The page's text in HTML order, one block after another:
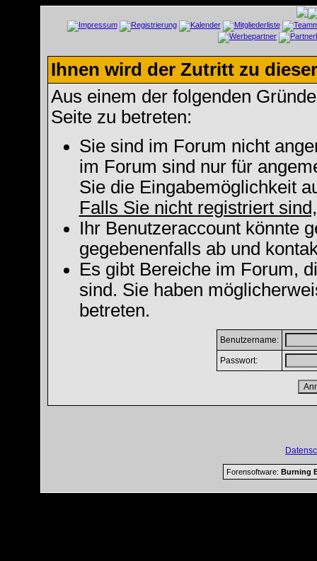
Ihnen wird der Zutritt zu
Aus einem der folgenden
Seite zu betreten:
Sie sind im Forum nicht
im Forum sind nur für
Sie die Eingabemöglichkeit
Falls Sie nicht registriert
Ihr Benutzeraccount könnte
gegebenenfalls ab und
Es gibt Bereiche im Forum,
sind. Sie haben
betreten.
Benutzername:
Passwort:
Forensoftware: Burning